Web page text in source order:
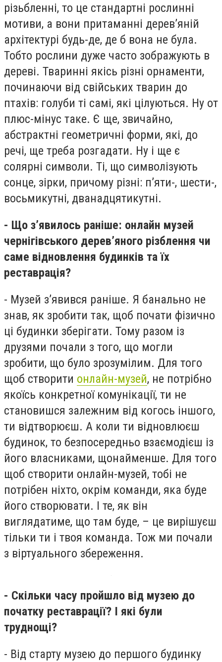
різьбленні, то це стандартні рослинні
мотиви, а вони притаманні дерев’яній
архітектурі будь-де, де б вона не була.
Тобто рослини дуже часто зображують в
дереві. Тваринні якісь різні орнаменти,
починаючи від свійських тварин до
птахів: голуби ті самі, які цілуються. Ну от
плюс-мінус таке. Є ще, звичайно,
абстрактні геометричні форми, які, до
речі, ще треба розгадати. Ну і ще є
солярні символи. Ті, що символізують
сонце, зірки, причому різні: п’яти-, шести-,
восьмикутні, дванадцятикутні.
- Що з’явилось раніше: онлайн музей
чернігівського деревʼяного різблення чи
саме відновлення будинків та їх
реставрація?
- Музей з’явився раніше. Я банально не
знав, як зробити так, щоб почати фізично
ці будинки зберігати. Тому разом із
друзями почали з того, що могли
зробити, що було зрозумілим. Для того
щоб створити онлайн-музей, не потрібно
якоїсь конкретної комунікації, ти не
становишся залежним від когось іншого,
ти відтворюєш. А коли ти відновлюєш
будинок, то безпосередньо взаємодієш із
його власниками, щонайменше. Для того
щоб створити онлайн-музей, тобі не
потрібен ніхто, окрім команди, яка буде
його створювати. І те, як він
виглядатиме, що там буде, – це вирішуєш
тільки ти і твоя команда. Тож ми почали
з віртуального збереження.
- Скільки часу пройшло від музею до
початку реставрації? І які були
труднощі?
- Від старту музею до першого будинку